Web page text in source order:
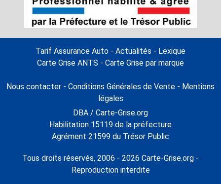
Tarif Assurance Auto - Actualités - Lexique
Carte Grise ANTS - Carte Grise par marque
Nous contacter - Conditions Générales de Vente - Mentions
légales
DBA / Carte-Grise.org
Habilitation 15119 de la préfecture
Agrément 21599 du Trésor Public
Tous droits réservés, 2006 - 2026 Carte-Grise.org -
Reproduction interdite